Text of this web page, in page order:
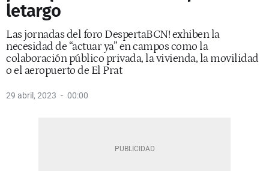
letargo
Las jornadas del foro DespertaBCN! exhiben la
necesidad de “actuar ya” en campos como la
colaboración público privada, la vivienda, la movilidad
o el aeropuerto de El Prat
29 abril, 2023 00:00